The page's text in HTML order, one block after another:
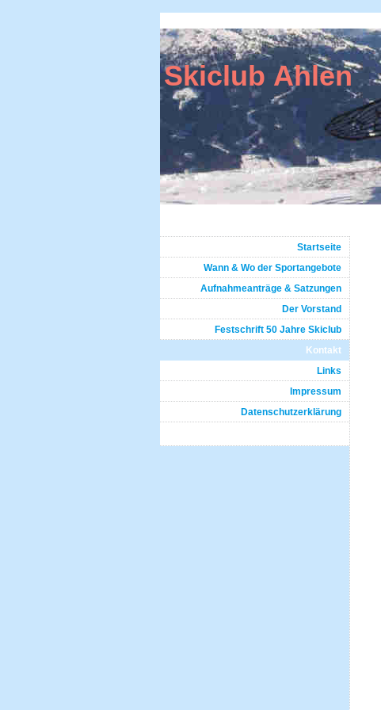
Skiclub Ahlen
Startseite
Wann & Wo der Sportangebote
Aufnahmeanträge & Satzungen
Der Vorstand
Festschrift 50 Jahre Skiclub
Kontakt
Links
Impressum
Datenschutzerklärung